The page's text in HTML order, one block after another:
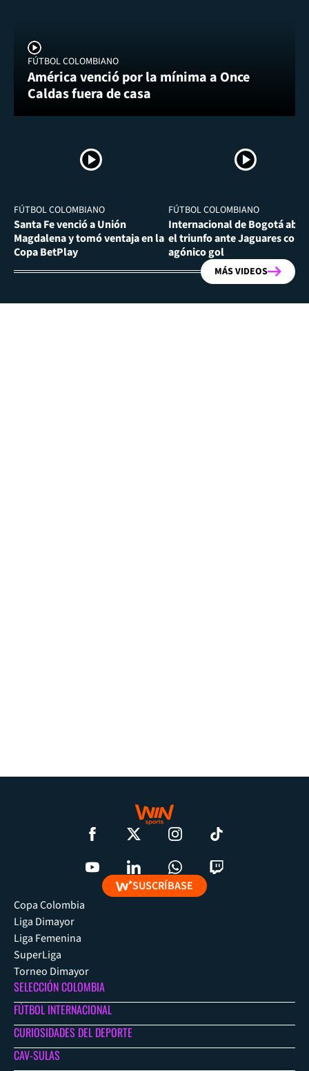
FÚTBOL COLOMBIANO
América venció por la mínima a Once
Caldas fuera de casa
FÚTBOL COLOMBIANO
Santa Fe venció a Unión
Magdalena y tomó ventaja en la
Copa BetPlay
FÚTBOL COLOMBIANO
Internacional de Bogotá
el triunfo ante Jaguares con
agónico gol
MÁS VIDEOS
SUSCRÍBASE
Copa Colombia
Liga Dimayor
Liga Femenina
SuperLiga
Torneo Dimayor
SELECCIÓN COLOMBIA
FÚTBOL INTERNACIONAL
CURIOSIDADES DEL DEPORTE
CAV-SULAS